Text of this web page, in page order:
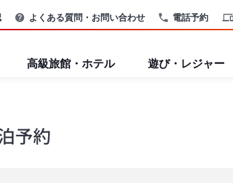
電話予約
よくある質問・お問い合わせ
高級旅館・ホテル 遊び・レジャー
予約